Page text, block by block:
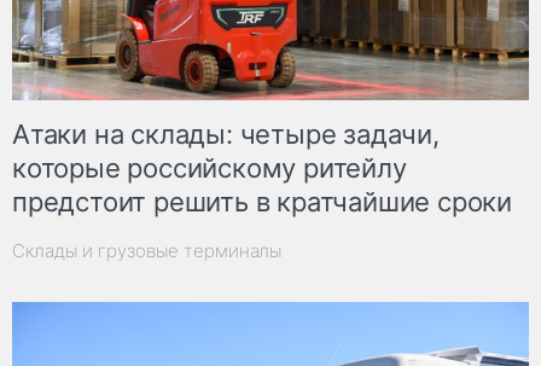
Атаки на склады: четыре задачи,
которые российскому ритейлу
предстоит решить в кратчайшие сроки
Склады и грузовые терминалы